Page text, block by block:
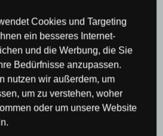
in der Diskussion, seien
Cookies und Targeting
ein besseres Internet-
und die Werbung, die Sie
Bedürfnisse anzupassen.
nutzen wir außerdem, um
um zu verstehen, woher
oder um unsere Website